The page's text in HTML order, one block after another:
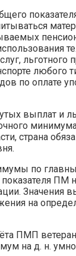
льготного
любого
по оплате
выплат и
страна
по
показателя ПМ
Значения
на
ПМП
на д. н.